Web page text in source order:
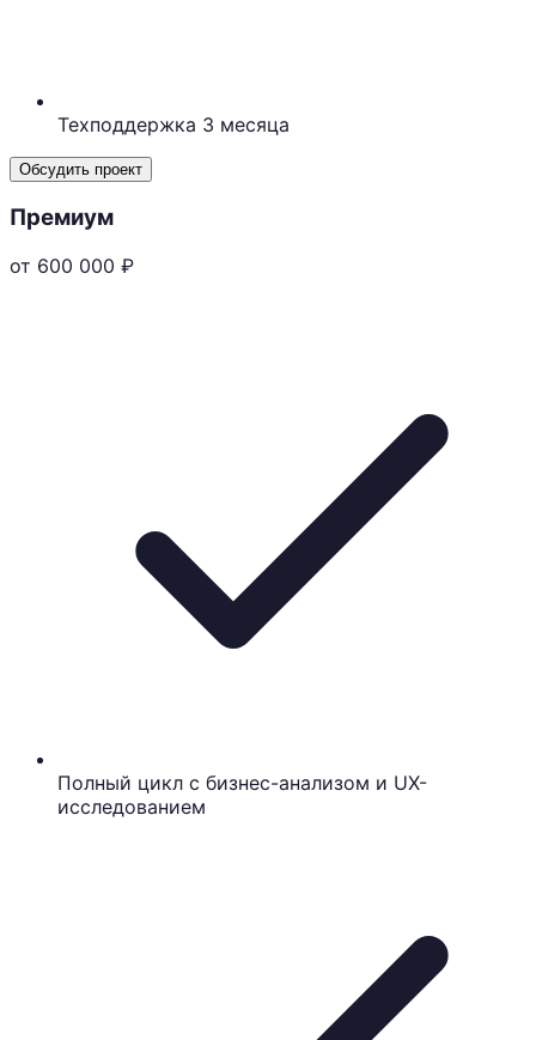
Техподдержка 3 месяца
Обсудить проект
Премиум
от 600 000 ₽
Полный цикл с бизнес-анализом и UX-
исследованием